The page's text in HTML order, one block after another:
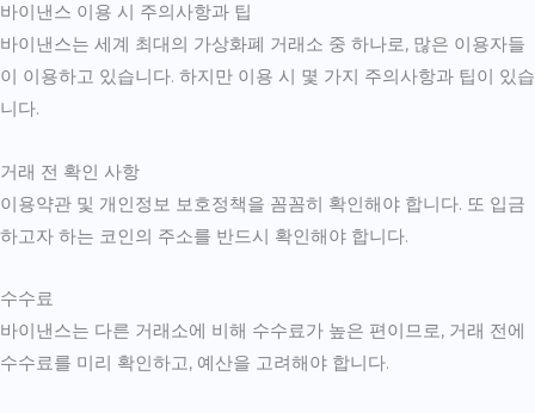
바이낸스 이용 시 주의사항과 팁
바이낸스는 세계 최대의 가상화폐 거래소 중 하나로, 많은 이용자들
이 이용하고 있습니다. 하지만 이용 시 몇 가지 주의사항과 팁이 있습
니다.
거래 전 확인 사항
이용약관 및 개인정보 보호정책을 꼼꼼히 확인해야 합니다. 또 입금
하고자 하는 코인의 주소를 반드시 확인해야 합니다.
수수료
바이낸스는 다른 거래소에 비해 수수료가 높은 편이므로, 거래 전에
수수료를 미리 확인하고, 예산을 고려해야 합니다.